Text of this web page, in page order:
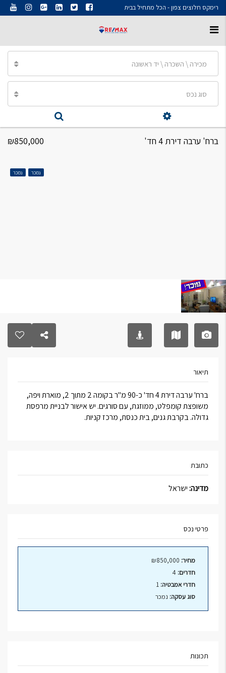
רימקס חלוצים צפון - הכל מתחיל בבית
מכירה \ השכרה \ יד ראשונה
סוג נכס
ברח' ערבה דירת 4 חד' ₪850,000
נמכר נמכר
תיאור
ברח' ערבה דירת 4 חד' כ-90 מ"ר בקומה 2 מתוך 2, מוארת ויפה,
משופצת קומפלט, ממוזגת, עם סורגים. יש אישור לבניית מרפסת
גדולה. בקרבת גנים, בית כנסת, מרכז קניות.
כתובת
מדינה:ישראל
פרטי נכס
מחיר:
חדרים:
חדרי אמבטיה:
סוג עסקה: נמכר
תכונות